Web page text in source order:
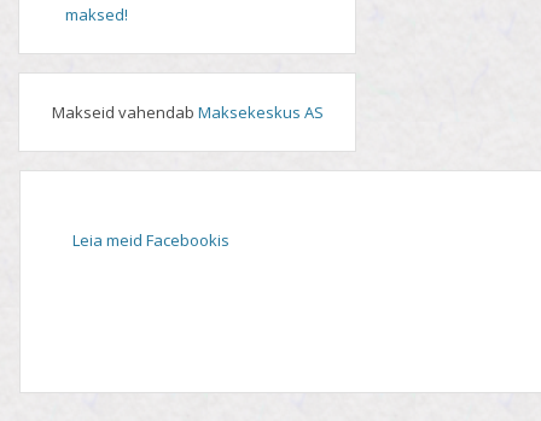
maksed!
Makseid vahendab Maksekeskus AS
Leia meid Facebookis